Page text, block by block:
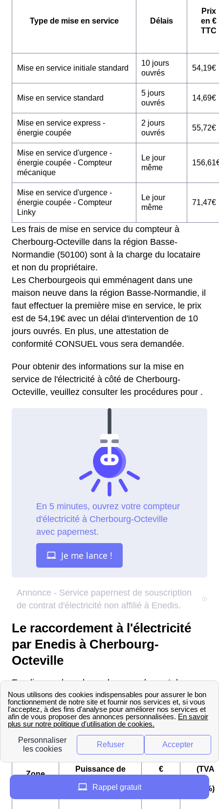
Type de mise en service Délais
Prix
en €
TTC
Mise en service initiale standard
10 jours
ouvrés
54,19€
Mise en service standard
5 jours
ouvrés
14,69€
Mise en service express -
énergie coupée
2 jours
ouvrés
55,72€
Mise en service d'urgence -
énergie coupée - Compteur
mécanique
Le jour
même
Mise en service d'urgence -
énergie coupée - Compteur
Linky
Le jour
même
71,47€
Les frais de mise en service du compteur à
Cherbourg-Octeville dans la région Basse-
Normandie (50100) sont à la charge du locataire
et non du propriétaire.
Les Cherbourgeois qui emménagent dans une
maison neuve dans la région Basse-Normandie, il
faut effectuer la première mise en service, le prix
est de 54,19€ avec un délai d'intervention de 10
jours ouvrés. En plus, une attestation de
conformité CONSUEL vous sera demandée.
Pour obtenir des informations sur la mise en
service de l'électricité à côté de Cherbourg-
Octeville, veuillez consulter les procédures pour .
Le raccordement à l'électricité
par Enedis à Cherbourg-
Octeville
Enedis prend en charge le raccordement du
logement à Cherbourg-Octeville. Voici les tarifs
pratiqués (ils sont maintenant estimés sur la base
d'un devis) :
Zone
Puissance de
€
(TVA
=
20%)
Rappel gratuit